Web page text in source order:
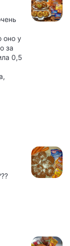
оно у
за
0,5